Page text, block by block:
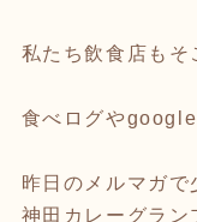
私たち飲食店もそ
食べログやgoogle
昨日のメルマガで
神田カレーグラ